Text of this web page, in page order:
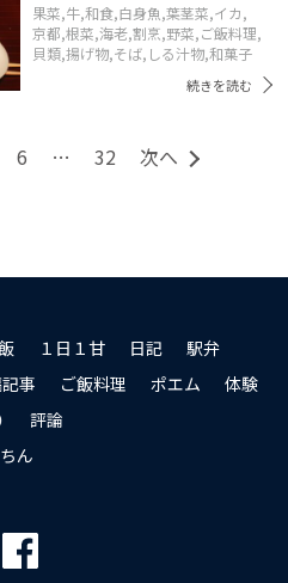
果菜,牛,和食,白身魚,葉茎菜,イカ,
京都,根菜,海老,割烹,野菜,ご飯料理,
貝類,揚げ物,そば, しる汁物,和菓子
続きを読む
6 … 32 次へ
１日１甘 日記
駅弁
事 ご飯料理 ポエム
体験
評論
ん